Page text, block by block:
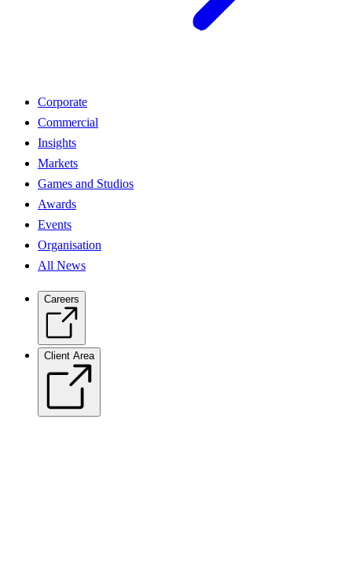
Corporate
Commercial
Insights
Markets
Games and Studios
Awards
Events
Organisation
All News
Careers
Client Area